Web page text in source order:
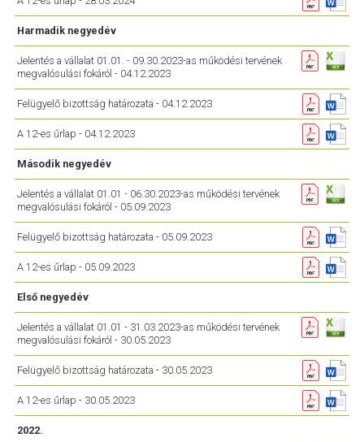
Harmadik negyedév
Jelentés a vállalat 01.01. - 09.30.2023-as működési tervének
megvalósulási fokáról - 04.12.2023
Felügyelő bizottság határozata - 04.12.2023
A 12-es űrlap - 04.12.2023
Második negyedév
Jelentés a vállalat 01.01 - 06.30.2023-as működési tervének
megvalósulási fokáról - 05.09.2023
Felügyelő bizottság határozata - 05.09.2023
A 12-es űrlap - 05.09.2023
Első negyedév
Jelentés a vállalat 01.01 - 31.03.2023-as működési tervének
megvalósulási fokáról - 30.05.2023
Felügyelő bizottság határozata - 30.05.2023
A 12-es űrlap - 30.05.2023
2022.